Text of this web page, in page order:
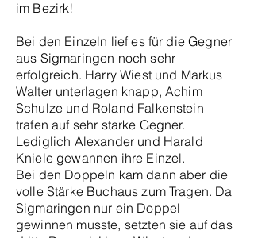
im Bezirk!
Bei den Einzeln lief es für die Gegner
aus Sigmaringen noch sehr
erfolgreich. Harry Wiest und Markus
Walter unterlagen knapp, Achim
Schulze und Roland Falkenstein
trafen auf sehr starke Gegner.
Lediglich Alexander und Harald
Kniele gewannen ihre Einzel.
Bei den Doppeln kam dann aber die
volle Stärke Buchaus zum Tragen. Da
Sigmaringen nur ein Doppel
gewinnen musste, setzten sie auf das